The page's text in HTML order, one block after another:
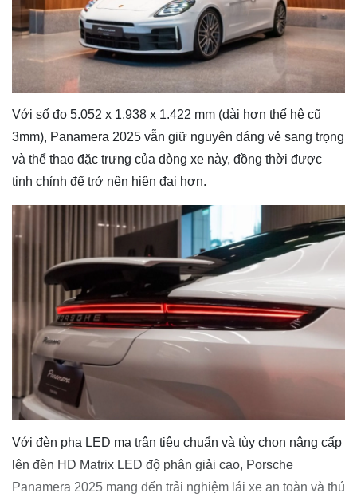
Với số đo 5.052 x 1.938 x 1.422 mm (dài hơn thế hệ cũ
3mm), Panamera 2025 vẫn giữ nguyên dáng vẻ sang trọng
và thể thao đặc trưng của dòng xe này, đồng thời được
tinh chỉnh để trở nên hiện đại hơn.
Với đèn pha LED ma trận tiêu chuẩn và tùy chọn nâng cấp
lên đèn HD Matrix LED độ phân giải cao, Porsche
Panamera 2025 mang đến trải nghiệm lái xe an toàn và thú